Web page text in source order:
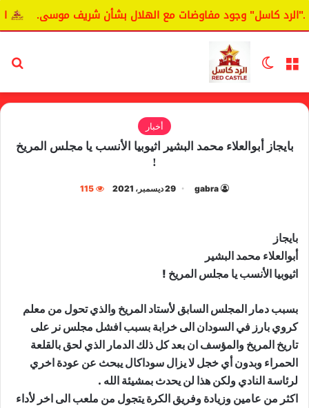
كاسل" وجود مفاوضات مع الهلال بشأن شريف موسى.
القائمة الوضع المظلم
أخبار
بايجاز أبوالعلاء محمد البشير اثيوبيا الأنسب يا مجلس المريخ
!
gabra 29 ديسمبر، 2021 115
بايجاز
أبوالعلاء محمد البشير
اثيوبيا الأنسب يا مجلس المريخ !
بسبب دمار المجلس السابق لأستاد المريخ والذي تحول من معلم
كروي بارز في السودان الى خرابة بسبب افشل مجلس نر على
تاريخ المريخ والمؤسف ان بعد كل ذلك الدمار الذي لحق بالقلعة
الحمراء وبدون أي خجل لا يزال سوداكال يبحث عن عودة اخري
لرئاسة النادي ولكن هذا لن يحدث بمشيئة الله .
اكثر من عامين وزيادة وفريق الكرة يتجول من ملعب الى اخر لأداء